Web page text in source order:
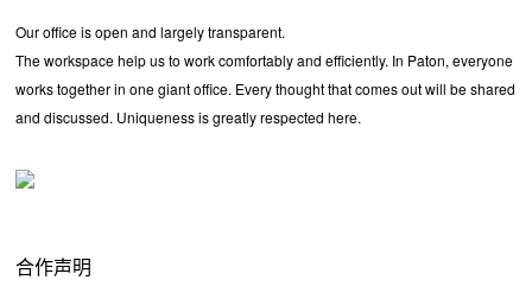
Our office is open and largely transparent.
The workspace help us to work comfortably and efficiently. In Paton, everyone
works together in one giant office. Every thought that comes out will be shared
and discussed. Uniqueness is greatly respected here.
合作声明